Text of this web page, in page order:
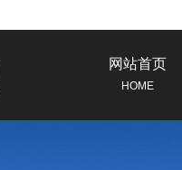
网站首页
HOME